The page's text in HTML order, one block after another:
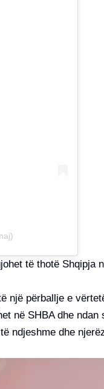
të thotë Shqipja
një përballje e
në SHBA dhe ndan
ndjeshme dhe